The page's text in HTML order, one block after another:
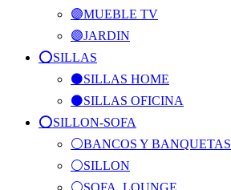
🟣MUEBLE TV
🟣JARDIN
⭕️SILLAS
⚫SILLAS HOME
⚫SILLAS OFICINA
⭕️SILLON-SOFA
⚪BANCOS Y BANQUETAS
⚪SILLON
⚪SOFA, LOUNGE